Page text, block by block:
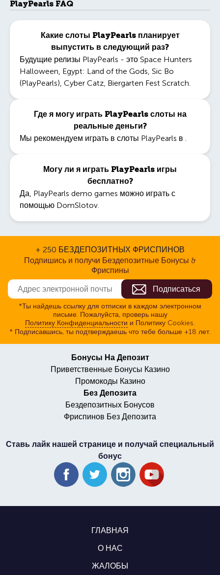
PlayPearls FAQ
Какие слоты PlayPearls планирует
выпустить в следующий раз?
Будущие релизы PlayPearls - это Space Hunters
Halloween, Egypt: Land of the Gods, Sic Bo
(PlayPearls), Cyber Catz, Biergarten Fest Scratch.
Где я могу играть PlayPearls слоты на
реальные деньги?
Мы рекомендуем играть в слоты PlayPearls в .
Могу ли я играть PlayPearls игры
бесплатно?
Да, PlayPearls demo games можно играть с
помощью DomSlotov.
+ 250 БЕЗДЕПОЗИТНЫХ ФРИСПИНОВ
Подпишись и получи Бездепозитные Бонусы &
Фриспины
*Ты найдешь ссылку для отписки в каждом электронном
письме. Пожалуйста, проверь нашу
Политику Конфиденциальности и Политику Cookies.
* Подписавшись, ты подтверждаешь что тебе больше +18 лет.
Бонусы На Депозит
Приветственные Бонусы Казино
Промокоды Казино
Без Депозита
Бездепозитных Бонусов
Фриспинов Без Депозита
Ставь лайк нашей странице и получай специальный
бонус
ГЛАВНАЯ
О НАС
ЖАЛОБЫ